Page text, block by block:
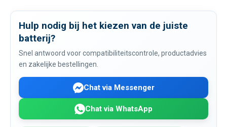
Hulp nodig bij het kiezen van de juiste
batterij?
Snel antwoord voor compatibiliteitscontrole, productadvies
en zakelijke bestellingen.
Chat via Messenger
Chat via WhatsApp